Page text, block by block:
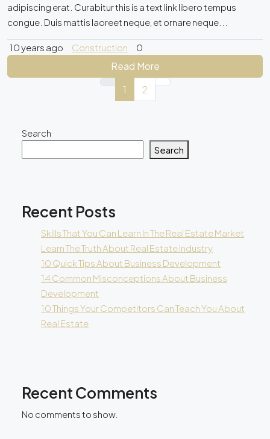
adipiscing erat. Curabitur this is a text link libero tempus
congue. Duis mattis laoreet neque, et ornare neque...
10 years ago Construction 0
Read More
1
2
Search
Search
Recent Posts
Skills That You Can Learn In The Real Estate Market
Learn The Truth About Real Estate Industry
10 Quick Tips About Business Development
14 Common Misconceptions About Business
Development
10 Things Your Competitors Can Teach You About
Real Estate
Recent Comments
No comments to show.